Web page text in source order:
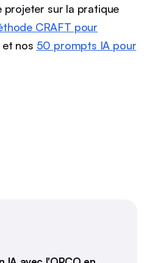
projeter sur la pratique
CRAFT pour
et nos 50 prompts IA pour